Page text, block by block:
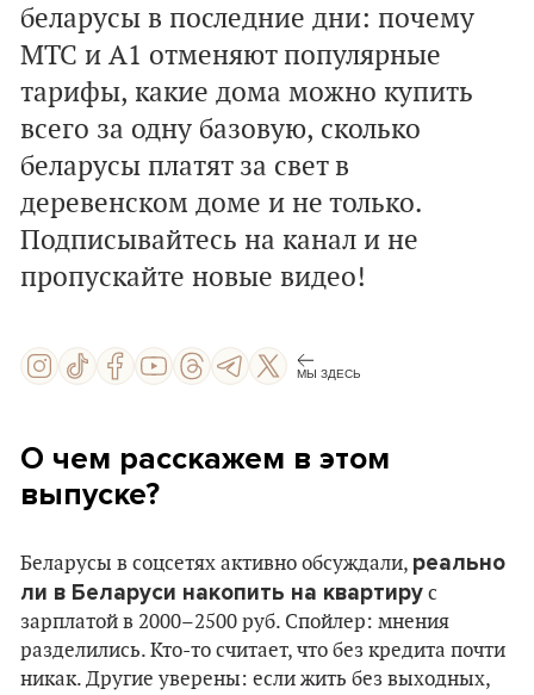
беларусы в последние дни: почему
МТС и А1 отменяют популярные
тарифы, какие дома можно купить
всего за одну базовую, сколько
беларусы платят за свет в
деревенском доме и не только.
Подписывайтесь на канал и не
пропускайте новые видео!
МЫ ЗДЕСЬ
О чем расскажем в этом
выпуске?
Беларусы в соцсетях активно обсуждали, реально
ли в Беларуси накопить на квартиру с
зарплатой в 2000–2500 руб. Спойлер: мнения
разделились. Кто-то считает, что без кредита почти
никак. Другие уверены: если жить без выходных,